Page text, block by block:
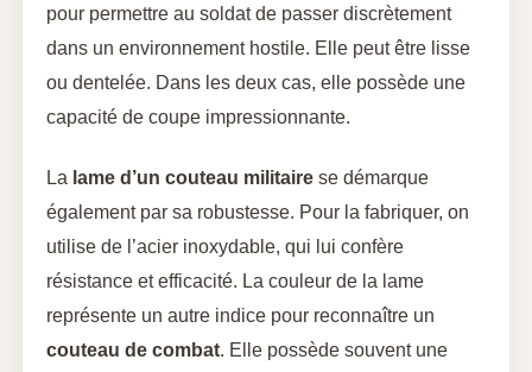
pour permettre au soldat de passer discrètement
dans un environnement hostile. Elle peut être lisse
ou dentelée. Dans les deux cas, elle possède une
capacité de coupe impressionnante.
La lame d’un couteau militaire se démarque
également par sa robustesse. Pour la fabriquer, on
utilise de l’acier inoxydable, qui lui confère
résistance et efficacité. La couleur de la lame
représente un autre indice pour reconnaître un
couteau de combat. Elle possède souvent une